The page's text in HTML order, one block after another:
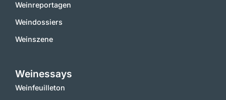
Weinreportagen
Weindossiers
Weinszene
Weinessays
Weinfeuilleton